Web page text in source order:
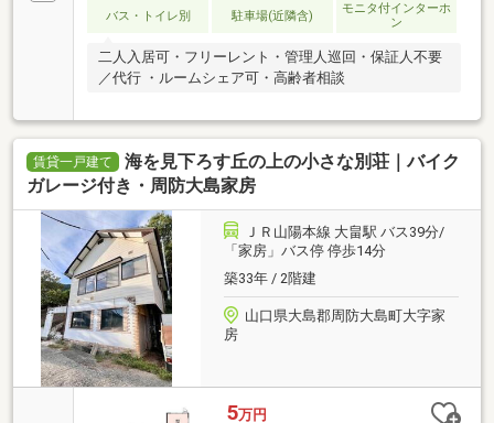
バス・トイレ別 駐車場(近隣含)
モニタ付インターホ
ン
二人入居可・フリーレント・管理人巡回・保証人不要
／代行 ・ルームシェア可・高齢者相談
賃貸一戸建て
海を見下ろす丘の上の小さな別荘｜バイク
ガレージ付き・周防大島家房
ＪＲ山陽本線 大畠駅 バス39分/
「家房」バス停 停歩14分
築33年 / 2階建
山口県大島郡周防大島町大字家
房
5万円